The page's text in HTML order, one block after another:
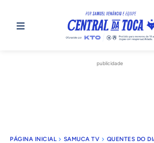
publicidade
PÁGINA INICIAL SAMUCA TV QUENTES DO